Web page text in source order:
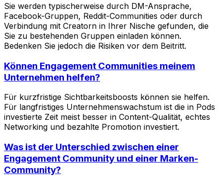
Sie werden typischerweise durch DM-Ansprache,
Facebook-Gruppen, Reddit-Communities oder durch
Verbindung mit Creatorn in Ihrer Nische gefunden, die
Sie zu bestehenden Gruppen einladen können.
Bedenken Sie jedoch die Risiken vor dem Beitritt.
Können Engagement Communities meinem
Unternehmen helfen?
Für kurzfristige Sichtbarkeitsboosts können sie helfen.
Für langfristiges Unternehmenswachstum ist die in Pods
investierte Zeit meist besser in Content-Qualität, echtes
Networking und bezahlte Promotion investiert.
Was ist der Unterschied zwischen einer
Engagement Community und einer Marken-
Community?